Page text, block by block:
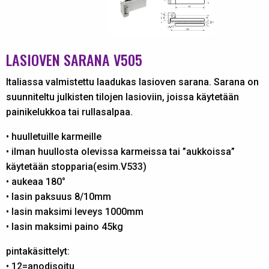
LASIOVEN SARANA V505
Italiassa valmistettu laadukas lasioven sarana. Sarana on
suunniteltu julkisten tilojen lasioviin, joissa käytetään
painikelukkoa tai rullasalpaa.
• huulletuille karmeille
• ilman huullosta olevissa karmeissa tai ”aukkoissa”
käytetään stopparia(esim.V533)
• aukeaa 180°
• lasin paksuus 8/10mm
• lasin maksimi leveys 1000mm
• lasin maksimi paino 45kg
pintakäsittelyt:
• 12=anodisoitu